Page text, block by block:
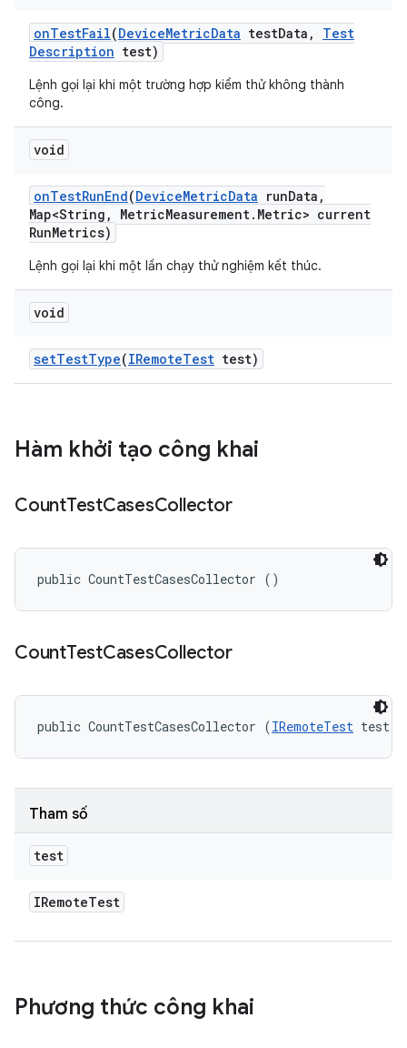
onTestFail(DeviceMetricData testData ,
Test
Description test)
Lệnh gọi lại khi một trường hợp kiểm thử không thành
công.
void
onTestRunEnd(DeviceMetricData runData ,
Map<String , MetricMeasurement. Metric> current
RunMetrics)
Lệnh gọi lại khi một lần chạy thử nghiệm kết thúc.
void
setTestType(IRemoteTest test)
Hàm khởi tạo công khai
CountTestCasesCollector
public CountTestCasesCollector ()
CountTestCasesCollector
public CountTestCasesCollector (IRemoteTest test)
Tham số
test
IRemoteTest
Phương thức công khai